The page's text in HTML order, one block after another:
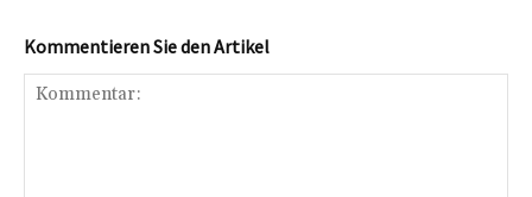
Kommentieren Sie den Artikel